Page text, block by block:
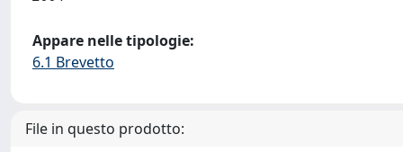
Appare nelle tipologie:
6.1 Brevetto
File in questo prodotto: